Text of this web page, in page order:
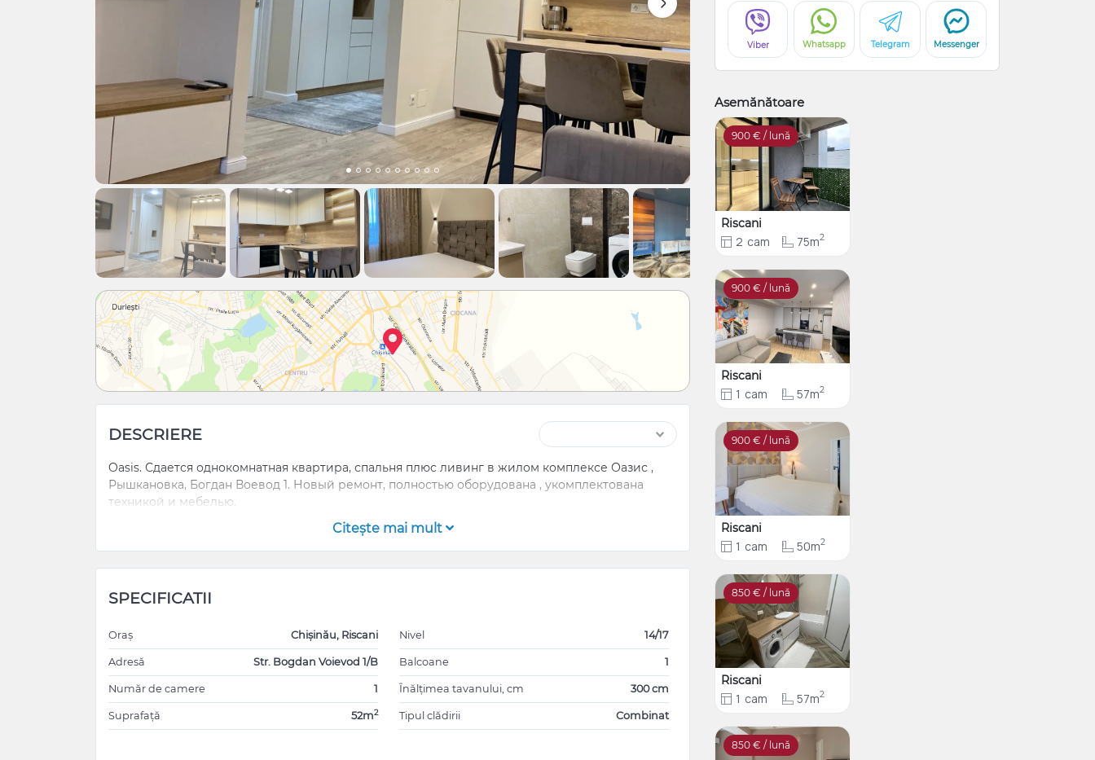
DESCRIERE
Oasis. Сдается однокомнатная квартира, спальня плюс ливинг в жилом комплексе Оазис ,
Рышкановка, Богдан Воевод 1. Новый ремонт, полностью оборудована , укомплектована
техникой и мебелью.
Citeşte mai mult
SPECIFICATII
Oraș Chișinău, Riscani
Adresă Str. Bogdan Voievod 1/B
Număr de camere 1
Suprafață 52m2
Nivel 14/17
Balcoane 1
Înălțimea tavanului, cm 300 cm
Tipul clădirii Combinat
Viber Whatsapp Telegram Messenger
Asemănătoare
900 € / lună
Riscani
2 cam 75m2
900 € / lună
Riscani
1 cam 57m2
900 € / lună
Riscani
1 cam 50m2
850 € / lună
Riscani
1 cam 57m2
850 € / lună